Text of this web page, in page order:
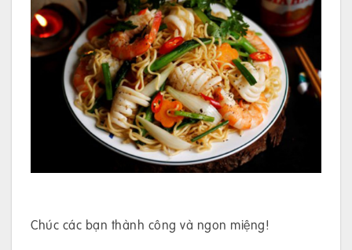
Chúc các bạn thành công và ngon miệng!